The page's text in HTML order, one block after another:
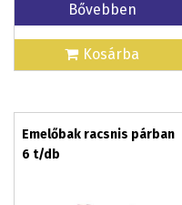
Bővebben
Kosárba
Emelőbak racsnis párban
6 t/db